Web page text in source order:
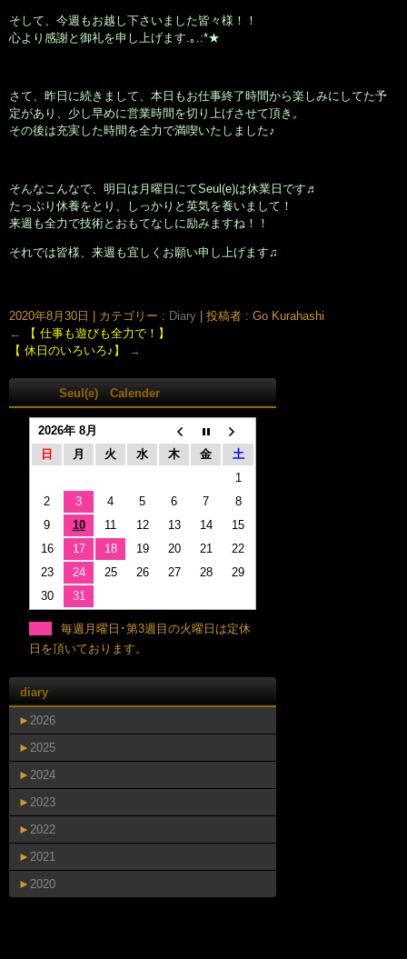
そして、今週もお越し下さいました皆々様！！
心より感謝と御礼を申し上げます.｡.:*★
さて、昨日に続きまして、本日もお仕事終了時間から楽しみにしてた予
定があり、少し早めに営業時間を切り上げさせて頂き。
その後は充実した時間を全力で満喫いたしました♪
そんなこんなで、明日は月曜日にてSeul(e)は休業日です♬
たっぷり休養をとり、しっかりと英気を養いまして！
来週も全力で技術とおもてなしに励みますね！！
それでは皆様、来週も宜しくお願い申し上げます♫
2020年8月30日 カテゴリー : Diary
投稿者 : Go Kurahashi
←
【 仕事も遊びも全力で！】
【 休日のいろいろ♪】
→
Seul(e) Calender
2026年 8月
日
月 火 水 木 金
土
1
2
3 4 5 6 7
8
9
10 11 12 13 14
15
16
17 18 19 20 21
22
23
24 25 26 27 28
29
30
31
毎週月曜日･第3週目の火曜日は定休
日を頂いております。
diary
► 2026
► 2025
► 2024
► 2023
► 2022
► 2021
► 2020